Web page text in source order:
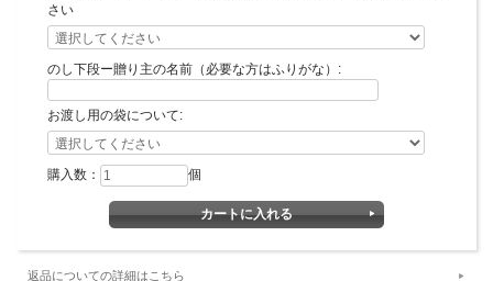
さい
のし下段ー贈り主の名前（必要な方はふりがな）:
お渡し用の袋について:
購入数： 個
返品についての詳細はこちら